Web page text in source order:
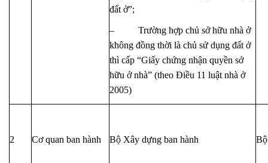
đất ở”;
– Trường hợp chủ sở hữu nhà ở
không đồng thời là chủ sử dụng đất ở
thì cấp “Giấy chứng nhận quyền sở
hữu ở nhà” (theo Điều 11 luật nhà ở
2005)
2 Cơ quan ban hành Bộ Xây dựng ban hành